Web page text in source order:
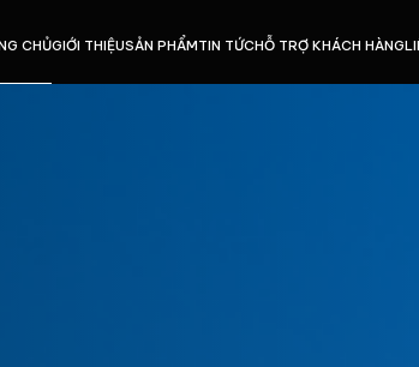
CHỦGIỚI THIỆUSẢN PHẨMTIN TỨCHỖ TRỢ KHÁCH HÀNG